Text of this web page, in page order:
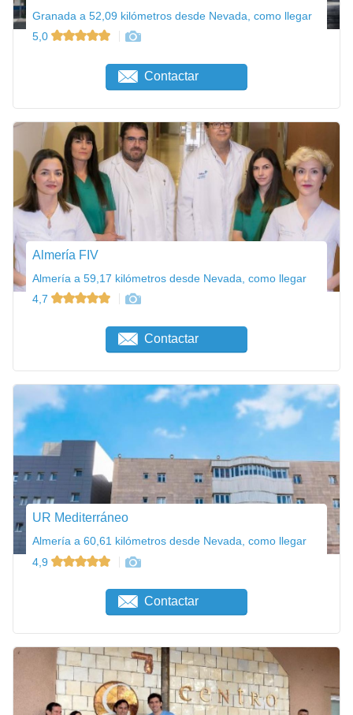
Granada a 52,09 kilómetros desde Nevada, como llegar
5,0
Contactar
Almería FIV
Almería a 59,17 kilómetros desde Nevada, como llegar
4,7
Contactar
UR Mediterráneo
Almería a 60,61 kilómetros desde Nevada, como llegar
4,9
Contactar